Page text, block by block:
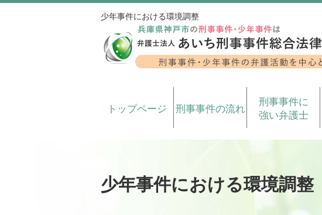
少年事件における環境調整
トップページ 刑事事件の流れ
刑事事件に
強い弁護士
少年事件における環境調整